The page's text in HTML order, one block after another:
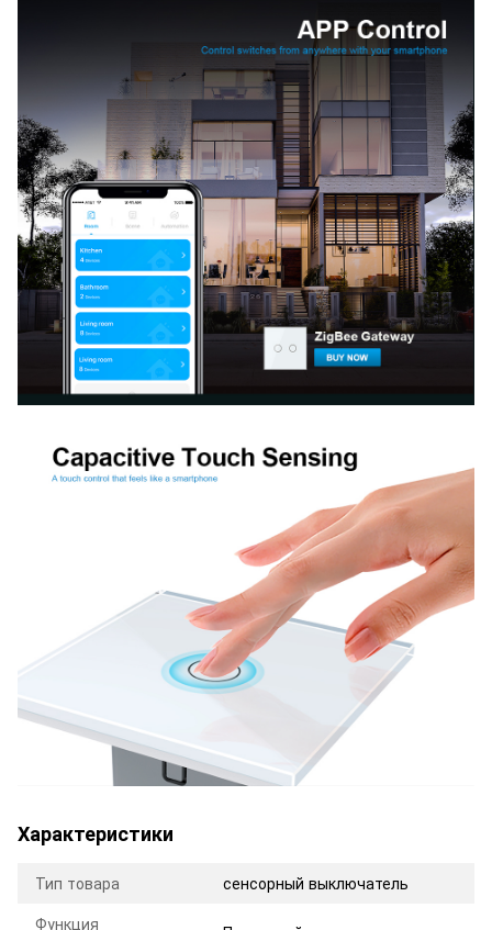
Характеристики
Тип товара
сенсорный выключатель
Функция